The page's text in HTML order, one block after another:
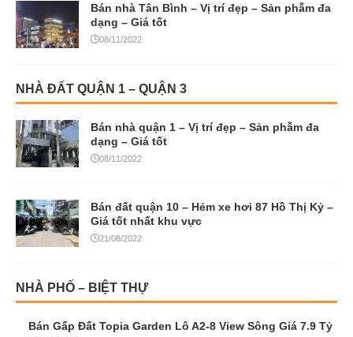
Bán nhà Tân Bình – Vị trí đẹp – Sản phẫm đa
dạng – Giá tốt
08/11/2022
NHÀ ĐẤT QUẬN 1 – QUẬN 3
Bán nhà quận 1 – Vị trí đẹp – Sản phẫm đa
dạng – Giá tốt
08/11/2022
Bán đất quận 10 – Hẻm xe hơi 87 Hồ Thị Kỷ –
Giá tốt nhất khu vực
21/08/2022
NHÀ PHỐ – BIỆT THỰ
Bán Gấp Đất Topia Garden Lô A2-8 View Sông Giá 7.9 Tỷ